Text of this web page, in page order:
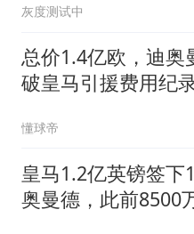
灰度测试中
总价1.4亿欧，迪奥
破皇马引援费用纪
懂球帝
皇马1.2亿英镑签下
奥曼德，此前8500